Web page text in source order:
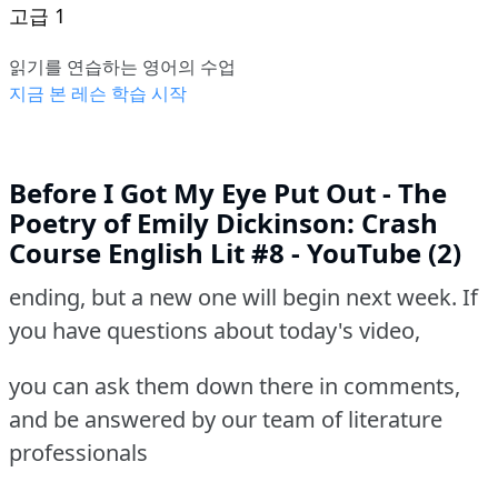
고급 1
읽기를 연습하는 영어의 수업
지금 본 레슨 학습 시작
Before I Got My Eye Put Out - The
Poetry of Emily Dickinson: Crash
Course English Lit #8 - YouTube (2)
ending, but a new one will begin next week. If
you have questions about today's video,
you can ask them down there in comments,
and be answered by our team of literature
professionals